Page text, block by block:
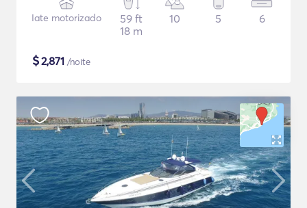
Iate motorizado
59 ft
18 m
10 5 6
$2,871 /noite